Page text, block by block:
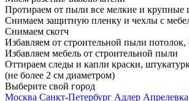
Протираем от пыли все мелкие и крупные
Снимаем защитную пленку и чехлы с
Снимаем скотч
Избавляем от строительной пыли
Избавляем мебель от строительной пыли
Оттираем следы и капли краски,
(не более 2 см диаметром)
Выберите свой город
Москва Санкт-Петербург Адлер Апрелевка